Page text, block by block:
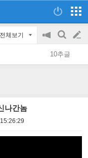
전체보기
공
지
on/off
검
색
글
쓰
10추글
나간놈